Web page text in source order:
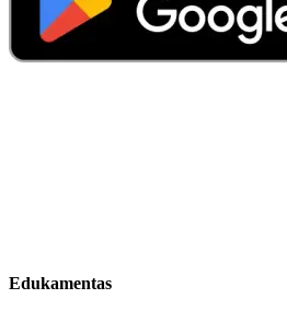
Edukamentas